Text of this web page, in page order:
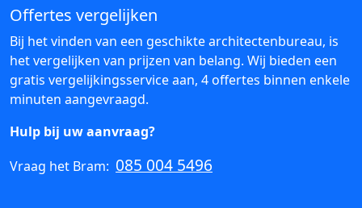
Offertes vergelijken
Bij het vinden van een geschikte architectenbureau, is
het vergelijken van prijzen van belang. Wij bieden een
gratis vergelijkingsservice aan, 4 offertes binnen enkele
minuten aangevraagd.
Hulp bij uw aanvraag?
Vraag het Bram: 085 004 5496